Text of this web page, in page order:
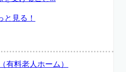
見る！
有料老人ホーム）